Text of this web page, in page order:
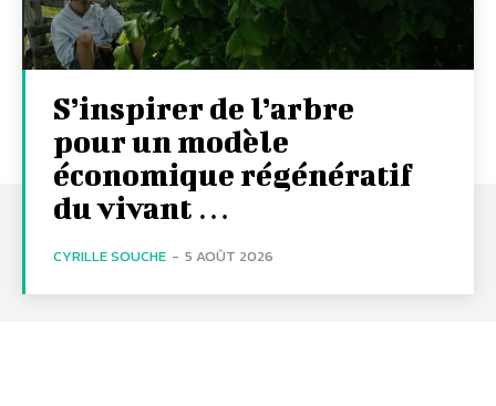
S’inspirer de l’arbre
pour un modèle
économique régénératif
du vivant …
CYRILLE SOUCHE - 5 AOÛT 2026